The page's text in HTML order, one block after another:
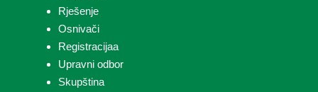
Rješenje
Osnivači
Registracijaa
Upravni odbor
Skupština